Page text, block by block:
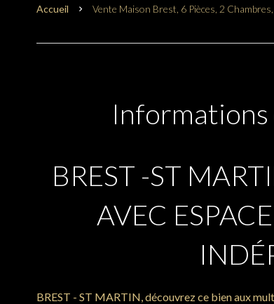
Accueil Vente Maison Brest, 6 Pièces, 2
BREST -ST
AVEC
BREST - ST MARTIN, découvrez ce bien aux